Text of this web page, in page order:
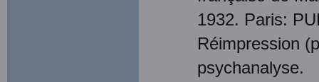
1932. Paris:
Réimpression
psychanalyse.